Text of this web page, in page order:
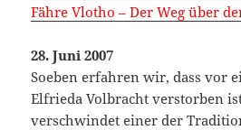
Fähre Vlotho – Der Weg über
28. Juni 2007
Soeben erfahren wir, dass vor
Elfrieda Volbracht verstorben
verschwindet einer der